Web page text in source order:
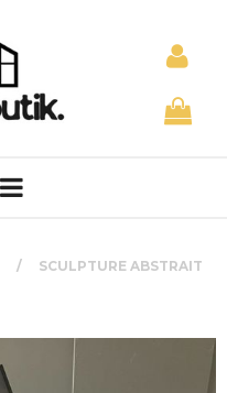
SCULPTURE ABSTRAIT